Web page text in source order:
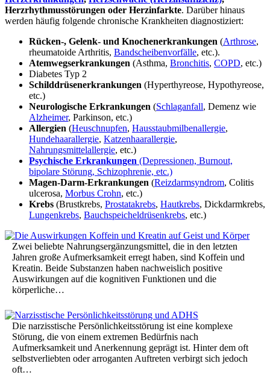
Herzrhythmusstörungen oder Herzinfarkte. Darüber hinaus
werden häufig folgende chronische Krankheiten diagnostiziert:
Rücken-, Gelenk- und Knochenerkrankungen (Arthrose,
rheumatoide Arthritis, Bandscheibenvorfälle, etc.).
Atemwegserkrankungen (Asthma, Bronchitis, COPD, etc.)
Diabetes Typ 2
Schilddrüsenerkrankungen (Hyperthyreose, Hypothyreose,
etc.)
Neurologische Erkrankungen (Schlaganfall, Demenz wie
Alzheimer, Parkinson, etc.)
Allergien (Heuschnupfen, Hausstaubmilbenallergie,
Hundehaarallergie, Katzenhaarallergie,
Nahrungsmittelallergie, etc.)
Psychische Erkrankungen (Depressionen, Burnout,
bipolare Störung, Schizophrenie, etc.)
Magen-Darm-Erkrankungen (Reizdarmsyndrom, Colitis
ulcerosa, Morbus Crohn, etc.)
Krebs (Brustkrebs, Prostatakrebs, Hautkrebs, Dickdarmkrebs,
Lungenkrebs, Bauchspeicheldrüsenkrebs, etc.)
Zwei beliebte Nahrungsergänzungsmittel, die in den letzten
Jahren große Aufmerksamkeit erregt haben, sind Koffein und
Kreatin. Beide Substanzen haben nachweislich positive
Auswirkungen auf die kognitiven Funktionen und die
körperliche…
Die narzisstische Persönlichkeitsstörung ist eine komplexe
Störung, die von einem extremen Bedürfnis nach
Aufmerksamkeit und Anerkennung geprägt ist. Hinter dem oft
selbstverliebten oder arroganten Auftreten verbirgt sich jedoch
oft…